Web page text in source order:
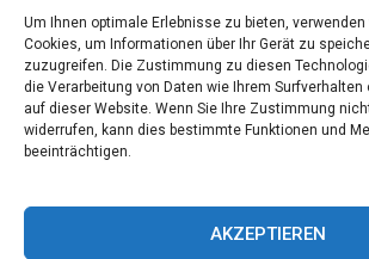
Um Ihnen optimale Erlebnisse zu bieten,
Cookies, um Informationen über Ihr Gerät zu
zuzugreifen. Die Zustimmung zu diesen
die Verarbeitung von Daten wie Ihrem Surfverhalten
auf dieser Website. Wenn Sie Ihre Zustimmung
widerrufen, kann dies bestimmte Funktionen und
beeinträchtigen.
AKZEPTIEREN
Magnetangeln